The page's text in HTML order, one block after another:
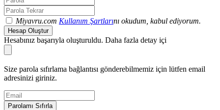
Miyavru.com Kullanım Şartlarını okudum, kabul ediyorum.
Hesap Oluştur
Hesabınız başarıyla oluşturuldu. Daha fazla detay içi
Size parola sıfırlama bağlantısı gönderebilmemiz için lütfen email
adresinizi giriniz.
Parolamı Sıfırla